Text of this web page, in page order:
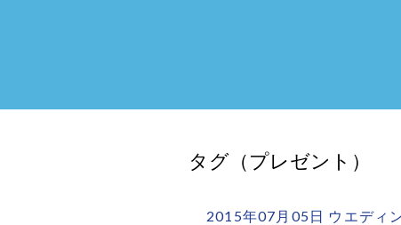
タグ（プレゼント）
2015年07月05日 ウエディ